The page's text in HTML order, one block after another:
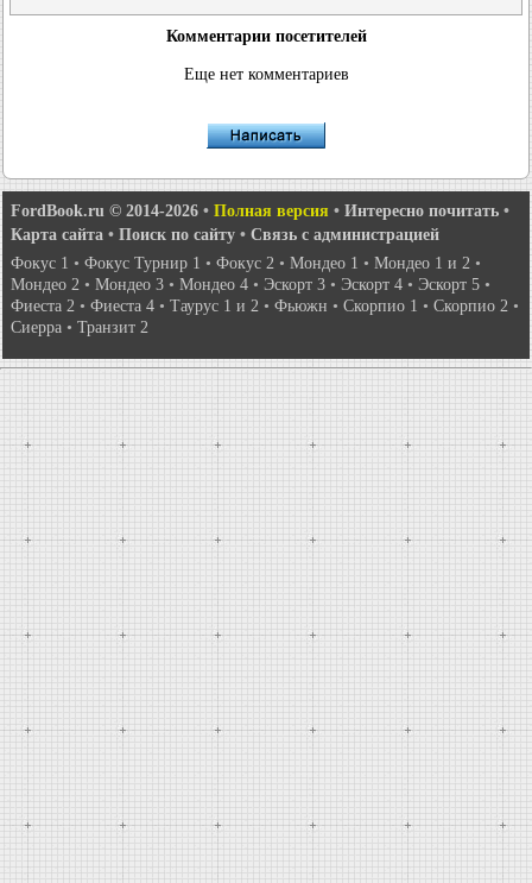
Комментарии посетителей
Еще нет комментариев
FordBook.ru © 2014-2026 • Полная версия • Интересно почитать •
Карта сайта • Поиск по сайту • Связь с администрацией
Фокус 1 • Фокус Турнир 1 • Фокус 2 • Мондео 1 • Мондео 1 и 2 •
Мондео 2 • Мондео 3 • Мондео 4 • Эскорт 3 • Эскорт 4 • Эскорт 5 •
Фиеста 2 • Фиеста 4 • Таурус 1 и 2 • Фьюжн • Скорпио 1 • Скорпио 2 •
Сиерра • Транзит 2